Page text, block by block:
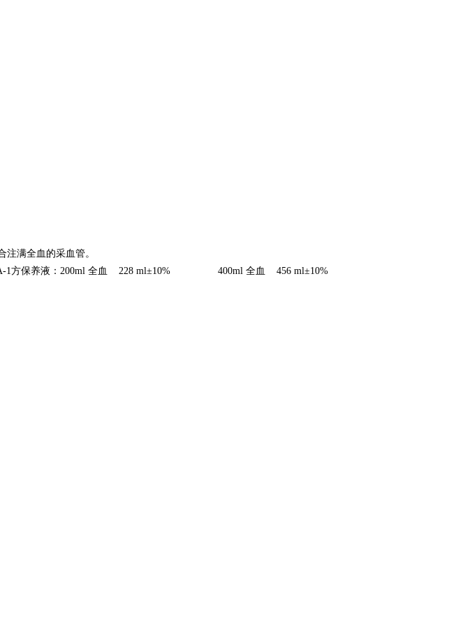
满全血的采血管。
1方保养液：200ml 全血 228 ml±10% 400ml 全血 456 ml±10%